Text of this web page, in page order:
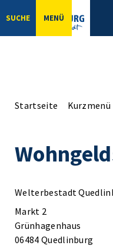
SUCHE MENÜ
Startseite Kurzmenü
Welterbestadt
Markt 2
Grünhagenhaus
06484 Quedlinburg